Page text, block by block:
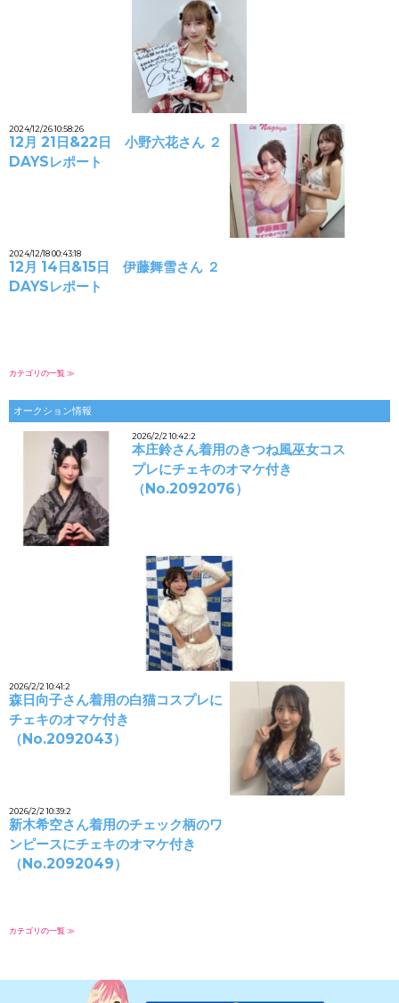
2024/12/26 10:58:26
12月 21日&22日 小野六花さん ２
DAYSレポート
2024/12/18 00:43:18
12月 14日&15日 伊藤舞雪さん ２
DAYSレポート
カテゴリの一覧 ≫
オークション情報
2026/2/2 10:42:2
本庄鈴さん着用のきつね風巫女コス
プレにチェキのオマケ付き
（No.2092076）
2026/2/2 10:41:2
森日向子さん着用の白猫コスプレに
チェキのオマケ付き
（No.2092043）
2026/2/2 10:39:2
新木希空さん着用のチェック柄のワ
ンピースにチェキのオマケ付き
（No.2092049）
カテゴリの一覧 ≫